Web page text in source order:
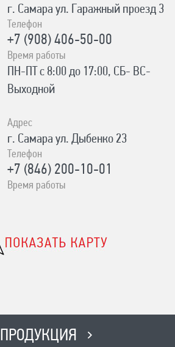
г. Самара ул. Гаражный проезд 3
Телефон
+7 (908) 406-50-00
Время работы
ПН-ПТ с 8:00 до 17:00, СБ- ВС-
Выходной
Адрес
г. Самара ул. Дыбенко 23
Телефон
+7 (846) 200-10-01
Время работы
Адрес
Время работы
ПН-ВС с 8:00-19:00 Без выходных
ПРОДУКЦИЯ